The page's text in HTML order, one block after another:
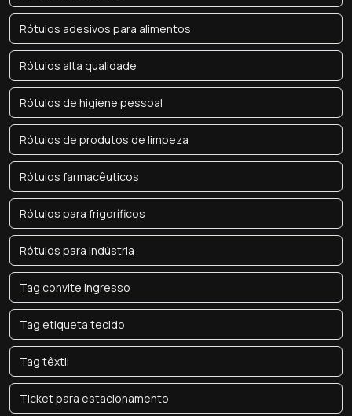
Rótulos adesivos para alimentos
Rótulos alta qualidade
Rótulos de higiene pessoal
Rótulos de produtos de limpeza
Rótulos farmacêuticos
Rótulos para frigoríficos
Rótulos para indústria
Tag convite ingresso
Tag etiqueta tecido
Tag têxtil
Ticket para estacionamento